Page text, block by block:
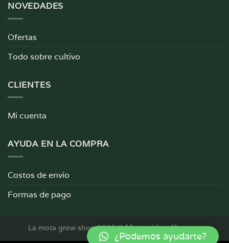
NOVEDADES
Ofertas
Todo sobre cultivo
CLIENTES
Mi cuenta
AYUDA EN LA COMPRA
Costos de envio
Formas de pago
La mota grow shop 2026 ©Montevideo, Uruguay
¿Podemos ayudarte?